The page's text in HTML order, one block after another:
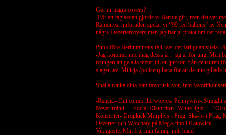
Gör ni några covers?
-För ett tag sedan gjorde vi Barbie girl, men det var
Ramones, nuförtiden spelar vi “99 red ballons” av
några Dezertercovers men jag har ju pratat om det
Punk före Berlinmurens fall, var det farligt att spela i
-Jag kommer inte ihåg dessa år , jag är för ung. Men
tvungen att ge alla texter till en person från censuren
slagen av Milicja (polisen) bara för att de inte gillade
Snälla ranka dina fem favoritskivor, fem
-Rancid- Out comes the wolves, Pennywise- Straight
Never mind…, Social Distortion “White light….” Och
Konserter- Dropkick Murphys i Prag, Ska-p- i Prag,
Dezerter och Włochaty på Mega club i Katowice.
Viktigaste: Min fru, min familj, mitt band